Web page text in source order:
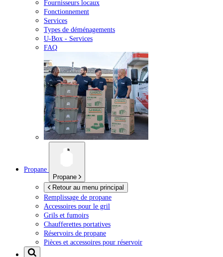
Fournisseurs locaux
Fonctionnement
Services
Types de déménagements
U-Box - Services
FAQ
Propane
Propane
Retour au menu principal
Remplissage de propane
Accessoires pour le gril
Grils et fumoirs
Chaufferettes portatives
Réservoirs de propane
Pièces et accessoires pour réservoir